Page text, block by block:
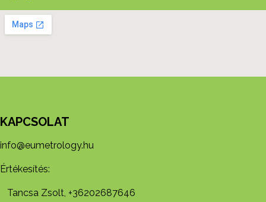
KAPCSOLAT
info@eumetrology.hu
Értékesítés:
Tancsa Zsolt, +36202687646